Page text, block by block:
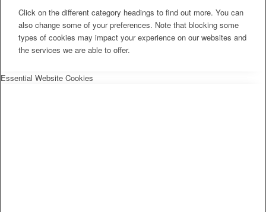
Click on the different category headings to find out more. You can
also change some of your preferences. Note that blocking some
types of cookies may impact your experience on our websites and
the services we are able to offer.
Essential Website Cookies